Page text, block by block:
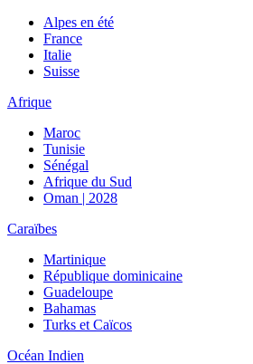
Alpes en été
France
Italie
Suisse
Afrique
Maroc
Tunisie
Sénégal
Afrique du Sud
Oman | 2028
Caraïbes
Martinique
République dominicaine
Guadeloupe
Bahamas
Turks et Caïcos
Océan Indien